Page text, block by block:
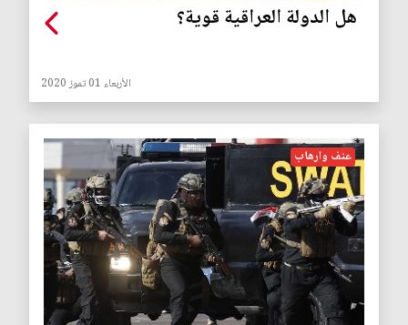
هل الدولة العراقية قوية؟
الأربعاء 01 تموز 2020
عنف وارهاب